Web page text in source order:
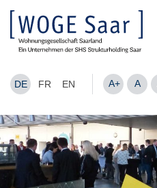
DE FR EN A+ A